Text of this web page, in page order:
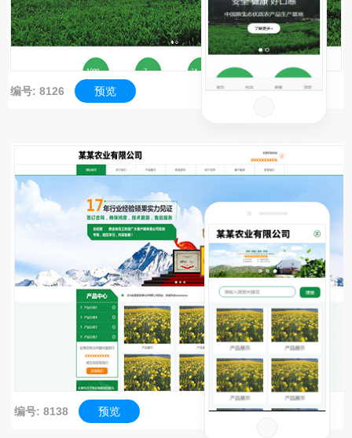
编号: 8126 预览
编号: 8138 预览